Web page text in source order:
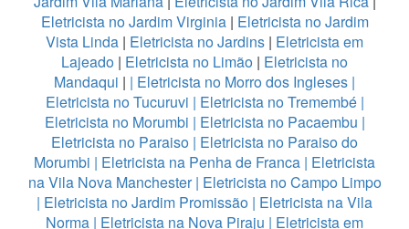
Eletricista no Jardim Virginia| Eletricista no Jardim
Vista Linda | Eletricista no Jardins | Eletricista em
Lajeado | Eletricista no Limão | Eletricista no
Mandaqui | | Eletricista no Morro dos Ingleses |
Eletricista no Tucuruvi | Eletricista no Tremembé|
Eletricista no Morumbi | Eletricista no Pacaembu |
Eletricista no Paraiso | Eletricista no Paraiso do
Morumbi | Eletricista na Penha de Franca | Eletricista
na Vila Nova Manchester| Eletricista no Campo Limpo
| Eletricista no Jardim Promissão | Eletricista na Vila
Norma | Eletricista na Nova Piraju | Eletricista em